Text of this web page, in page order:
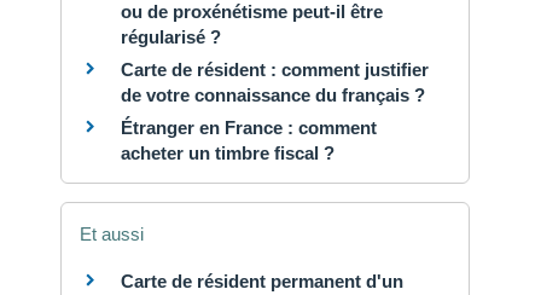
ou de proxénétisme peut-il être
régularisé ?
Carte de résident : comment justifier
de votre connaissance du français ?
Étranger en France : comment
acheter un timbre fiscal ?
Et aussi
Carte de résident permanent d'un